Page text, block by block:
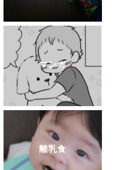
マンガ
離乳食